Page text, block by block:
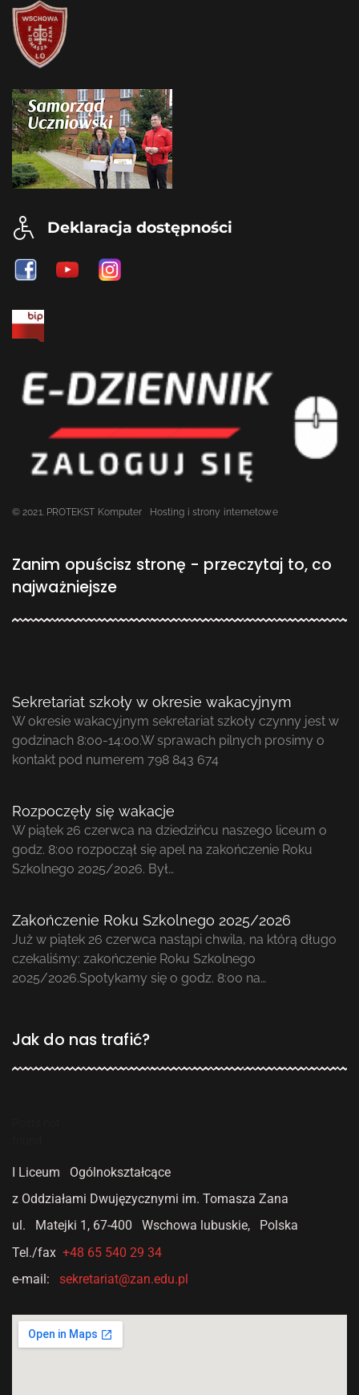
Deklaracja dostępności
© 2021. PROTEKST Komputer Hosting i strony internetowe
Zanim opuścisz stronę - przeczytaj to, co
najważniejsze
Sekretariat szkoły w okresie wakacyjnym
W okresie wakacyjnym sekretariat szkoły czynny jest w
godzinach 8:00-14:00.W sprawach pilnych prosimy o
kontakt pod numerem 798 843 674
Rozpoczęły się wakacje
W piątek 26 czerwca na dziedzińcu naszego liceum o
godz. 8:00 rozpoczął się apel na zakończenie Roku
Szkolnego 2025/2026. Był…
Zakończenie Roku Szkolnego 2025/2026
Już w piątek 26 czerwca nastąpi chwila, na którą długo
czekaliśmy: zakończenie Roku Szkolnego
2025/2026.Spotykamy się o godz. 8:00 na…
Jak do nas trafić?
I Liceum Ogólnokształcące
z Oddziałami Dwujęzycznymi im. Tomasza Zana
ul. Matejki 1, 67-400 Wschowa lubuskie, Polska
Tel./fax +48 65 540 29 34
e-mail: sekretariat@zan.edu.pl